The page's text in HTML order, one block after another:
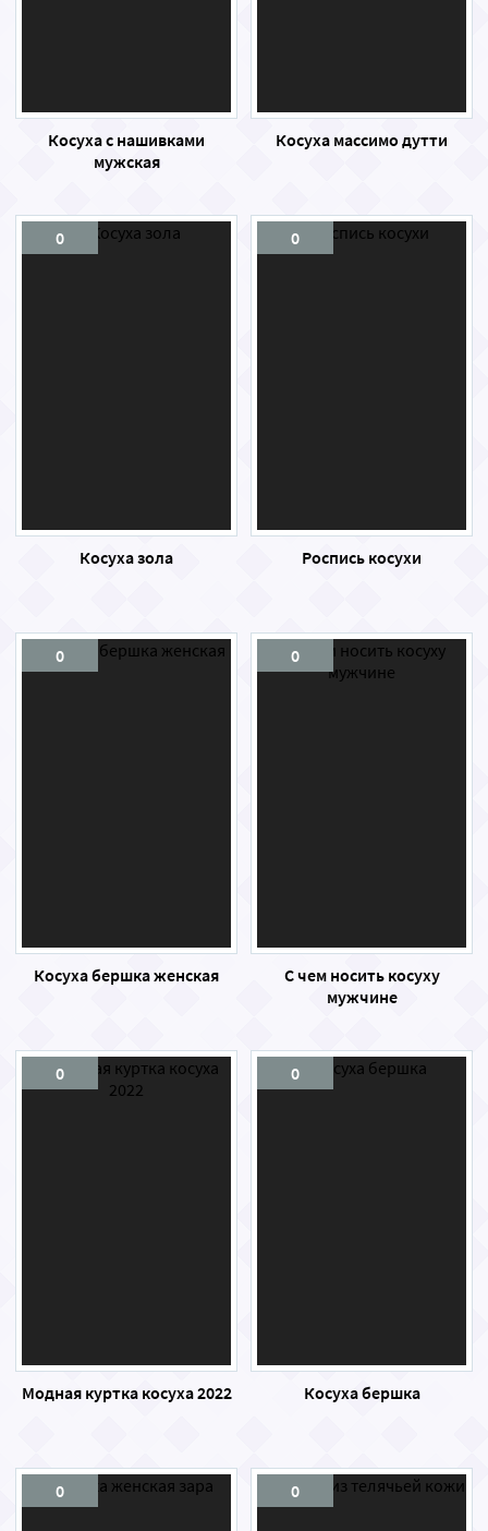
Косуха с нашивками
мужская
Косуха массимо дутти
0
Косуха зола
0
Роспись косухи
0
Косуха бершка женская
0
С чем носить косуху
мужчине
0
Модная куртка косуха 2022
0
Косуха бершка
0 0